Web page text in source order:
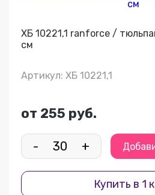
ХБ 10221,1 ranforce /
см
Артикул: ХБ 10221,1
от 255 руб.
- +
Купить в 1